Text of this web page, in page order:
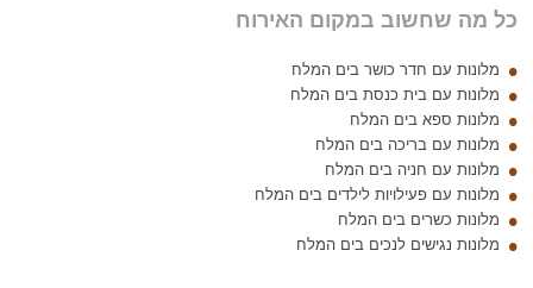
כל מה שחשוב במקום האירוח
מלונות עם חדר כושר בים המלח
מלונות עם בית כנסת בים המלח
מלונות ספא בים המלח
מלונות עם בריכה בים המלח
מלונות עם חניה בים המלח
מלונות עם פעילויות לילדים בים המלח
מלונות כשרים בים המלח
מלונות נגישים לנכים בים המלח